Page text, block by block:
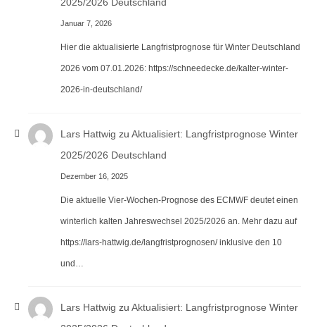
Januar 7, 2026
Hier die aktualisierte Langfristprognose für Winter Deutschland
2026 vom 07.01.2026: https://schneedecke.de/kalter-winter-
2026-in-deutschland/
Lars Hattwig zu Aktualisiert: Langfristprognose Winter
2025/2026 Deutschland
Dezember 16, 2025
Die aktuelle Vier-Wochen-Prognose des ECMWF deutet einen
winterlich kalten Jahreswechsel 2025/2026 an. Mehr dazu auf
https://lars-hattwig.de/langfristprognosen/ inklusive den 10
und…
Lars Hattwig zu Aktualisiert: Langfristprognose Winter